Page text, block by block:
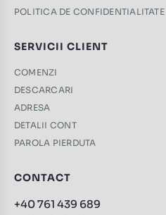
POLITICA DE CONFIDENTIALITATE
SERVICII CLIENT
COMENZI
DESCARCARI
ADRESA
DETALII CONT
PAROLA PIERDUTA
CONTACT
+40 761 439 689